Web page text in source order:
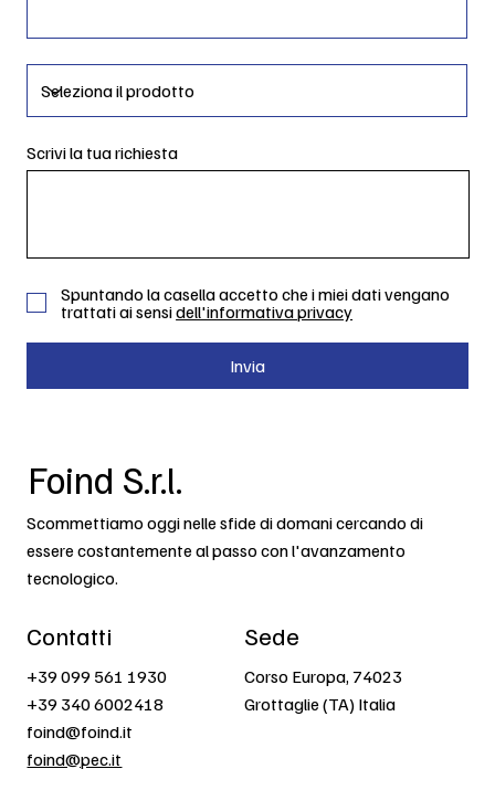
Scrivi la tua richiesta
Spuntando la casella accetto che i miei dati vengano
trattati ai sensidell'informativa privacy
Invia
Foind S.r.l.
Scommettiamo oggi nelle sfide di domani cercando di
essere costantemente al passo con l'avanzamento
tecnologico.
Contatti
+39 099 561 1930
+39 340 6002418
foind@foind.it
foind@pec.it
Sede
Corso Europa, 74023
Grottaglie (TA) Italia